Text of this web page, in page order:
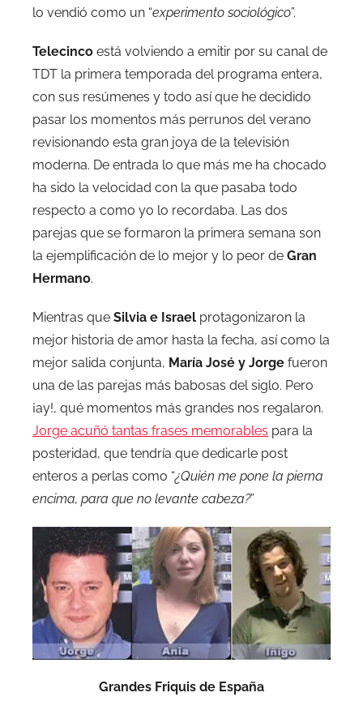
lo vendió como un “experimento sociológico”.
Telecinco está volviendo a emitir por su canal de
TDT la primera temporada del programa entera,
con sus resúmenes y todo así que he decidido
pasar los momentos más perrunos del verano
revisionando esta gran joya de la televisión
moderna. De entrada lo que más me ha chocado
ha sido la velocidad con la que pasaba todo
respecto a como yo lo recordaba. Las dos
parejas que se formaron la primera semana son
la ejemplificación de lo mejor y lo peor de Gran
Hermano.
Mientras que Silvia e Israel protagonizaron la
mejor historia de amor hasta la fecha, así como la
mejor salida conjunta, María José y Jorge fueron
una de las parejas más babosas del siglo. Pero
¡ay!, qué momentos más grandes nos regalaron.
Jorge acuñó tantas frases memorables para la
posteridad, que tendría que dedicarle post
enteros a perlas como “¿Quién me pone la pierna
encima, para que no levante cabeza?”
Grandes Friquis de España